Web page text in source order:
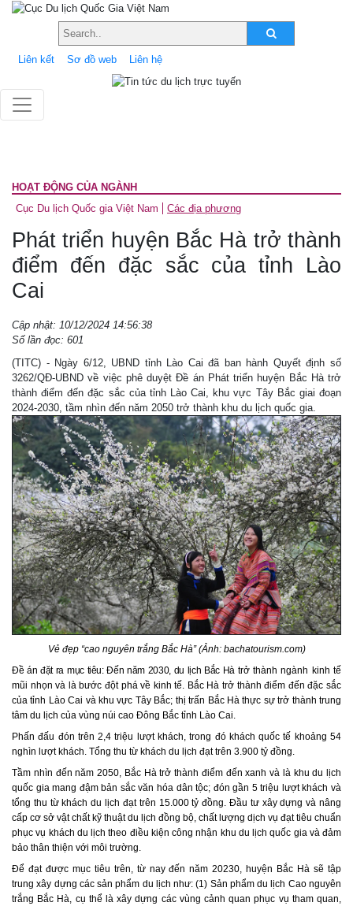
Liên kết Sơ đồ web Liên hệ
HOẠT ĐỘNG CỦA NGÀNH
Cục Du lịch Quốc gia Việt Nam
Các địa phương
Phát triển huyện Bắc Hà trở thành
điểm đến đặc sắc của tỉnh Lào
Cai
Cập nhật: 10/12/2024 14:56:38
Số lần đọc: 601
(TITC) - Ngày 6/12, UBND tỉnh Lào Cai đã ban hành Quyết định số
3262/QĐ-UBND về việc phê duyệt Đề án Phát triển huyện Bắc Hà trở
thành điểm đến đặc sắc của tỉnh Lào Cai, khu vực Tây Bắc giai đoạn
2024-2030, tầm nhìn đến năm 2050 trở thành khu du lịch quốc gia.
Vẻ đẹp “cao nguyên trắng Bắc Hà” (Ảnh: bachatourism.com)
Đề án đặt ra mục tiêu: Đến năm 2030, du lịch Bắc Hà trở thành ngành kinh tế
mũi nhọn và là bước đột phá về kinh tế. Bắc Hà trở thành điểm đến đặc sắc
của tỉnh Lào Cai và khu vực Tây Bắc; thị trấn Bắc Hà thực sự trở thành trung
tâm du lịch của vùng núi cao Đông Bắc tỉnh Lào Cai.
Phấn đấu đón trên 2,4 triệu lượt khách, trong đó khách quốc tế khoảng 54
nghìn lượt khách. Tổng thu từ khách du lịch đạt trên 3.900 tỷ đồng.
Tầm nhìn đến năm 2050, Bắc Hà trở thành điểm đến xanh và là khu du lịch
quốc gia mang đậm bản sắc văn hóa dân tộc; đón gần 5 triệu lượt khách và
tổng thu từ khách du lịch đạt trên 15.000 tỷ đồng. Đầu tư xây dựng và nâng
cấp cơ sở vật chất kỹ thuật du lịch đồng bộ, chất lượng dịch vụ đạt tiêu chuẩn
phục vụ khách du lịch theo điều kiện công nhận khu du lịch quốc gia và đảm
bảo thân thiện với môi trường.
Để đạt được mục tiêu trên, từ nay đến năm 20230, huyện Bắc Hà sẽ tập
trung xây dựng các sản phẩm du lịch như: (1) Sản phẩm du lịch Cao nguyên
trắng Bắc Hà, cụ thể là xây dựng các vùng cảnh quan phục vụ tham quan,